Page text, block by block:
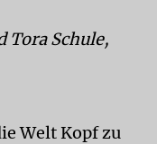
Tora Schule,
Welt Kopf zu